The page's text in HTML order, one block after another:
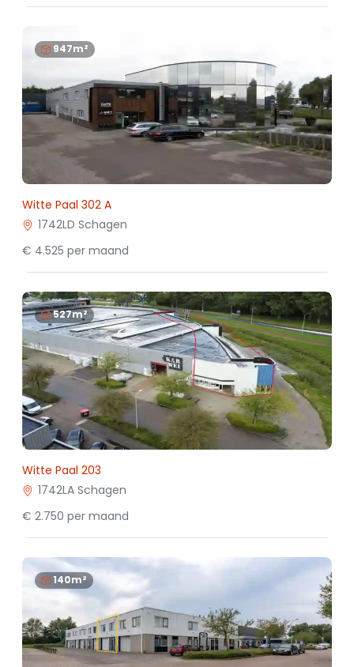
947m²
Witte Paal 302 A
1742LD Schagen
€ 4.525 per maand
527m²
Witte Paal 203
1742LA Schagen
€ 2.750 per maand
140m²